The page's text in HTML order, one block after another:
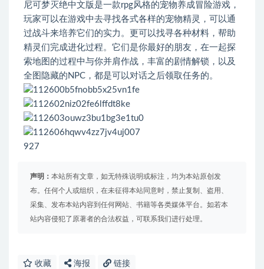
尼可梦灭绝中文版是一款rpg风格的宠物养成冒险游戏，
玩家可以在游戏中去寻找各式各样的宠物精灵，可以通
过战斗来培养它们的实力。更可以找寻各种材料，帮助
精灵们完成进化过程。它们是你最好的朋友，在一起探
索地图的过程中与你并肩作战，丰富的剧情解锁，以及
全图隐藏的NPC，都是可以对话之后领取任务的。
927
声明： 本站所有文章，如无特殊说明或标注，均为本站原创发
布。任何个人或组织，在未征得本站同意时，禁止复制、盗用、
采集、发布本站内容到任何网站、书籍等各类媒体平台。如若本
站内容侵犯了原著者的合法权益，可联系我们进行处理。
收藏 海报 链接